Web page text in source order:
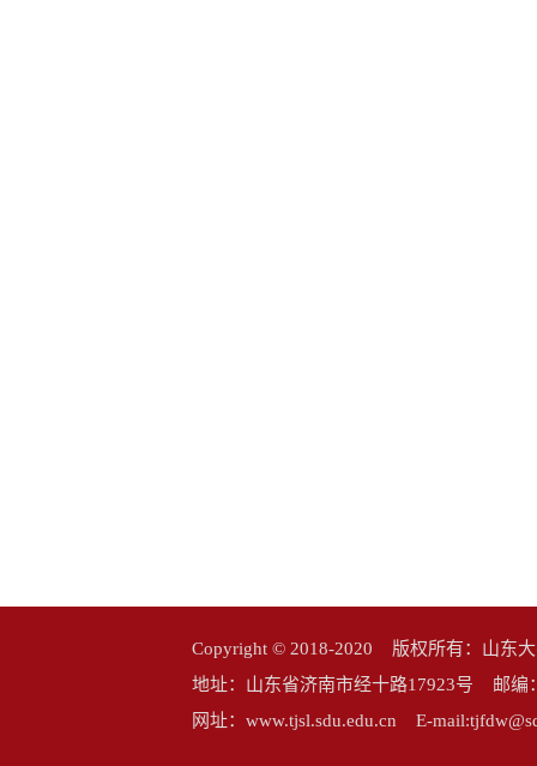
Copyright © 2018-2020 版权所有：山东
地址：山东省济南市经十路17923号 邮
网址：www.tjsl.sdu.edu.cn E-